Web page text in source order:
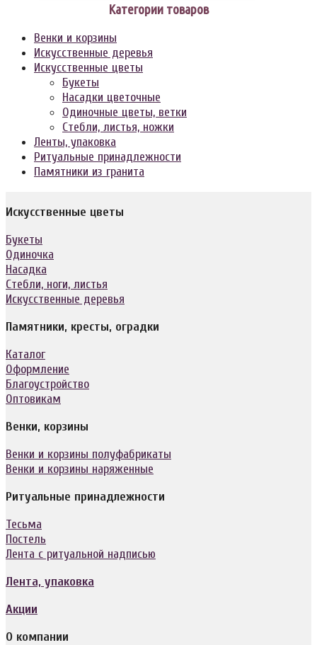
Категории товаров
Венки и корзины
Искусственные деревья
Искусственные цветы
Букеты
Насадки цветочные
Одиночные цветы, ветки
Стебли, листья, ножки
Ленты, упаковка
Ритуальные принадлежности
Памятники из гранита
Искусственные цветы
Букеты
Одиночка
Насадка
Стебли, ноги, листья
Искусственные деревья
Памятники, кресты, оградки
Каталог
Оформление
Благоустройство
Оптовикам
Венки, корзины
Венки и корзины полуфабрикаты
Венки и корзины наряженные
Ритуальные принадлежности
Тесьма
Постель
Лента с ритуальной надписью
Лента, упаковка
Акции
О компании